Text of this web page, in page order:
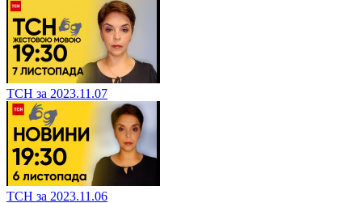
ТСН за 2023.11.07
ТСН за 2023.11.06